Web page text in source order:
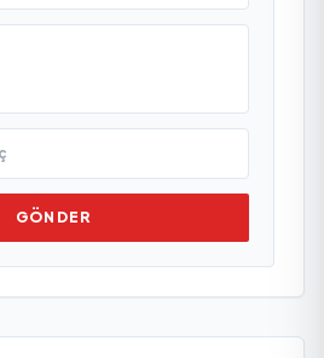
GÖNDER